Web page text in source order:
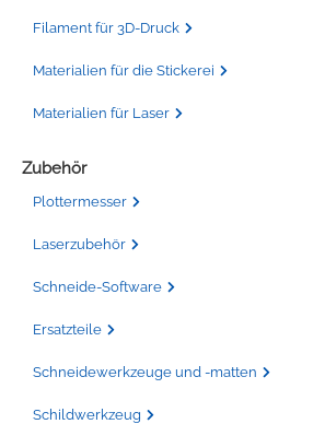
Filament für 3D-Druck
Materialien für die Stickerei
Materialien für Laser
Zubehör
Plottermesser
Laserzubehör
Schneide-Software
Ersatzteile
Schneidewerkzeuge und -matten
Schildwerkzeug